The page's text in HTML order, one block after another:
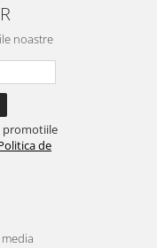
noastre
promotiile
de